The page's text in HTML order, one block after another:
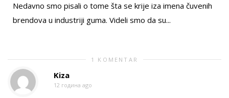
Nedavno smo pisali o tome šta se krije iza imena čuvenih
brendova u industriji guma. Videli smo da su...
1 KOMENTAR
Kiza
12 година ago